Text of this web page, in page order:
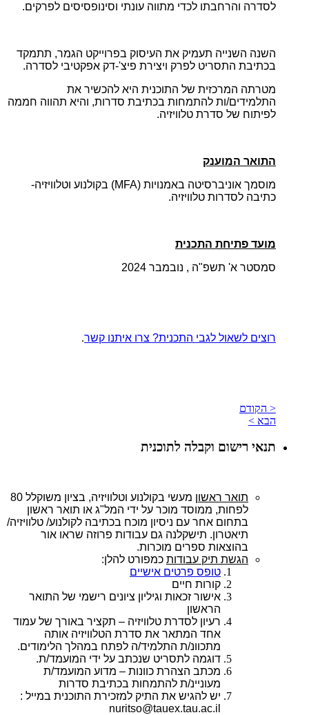
לסדרה והרחבתו לכדי מתווה עונתי וסינופסיסים לפרקים.
השנה השנייה תעמיק את העיסוק בפרוייקט הגמר, תתמקד
בכתיבת התסריט לפרק ויצירת פיצ'-דק אפקטיבי לסדרה.
מטרתה המרכזית של התוכנית היא להכשיר את
התלמידים/ות להתמחות בכתיבת סדרות, והיא תהווה חממה
לפיתוח של סדרת טלוויזיה.
התואר המוענק
מוסמך אוניברסיטה באמנויות (MFA) בקולנוע וטלוויזיה-
כתיבה לסדרות טלוויזיה.
מועד פתיחת התכנית
סמסטר א' תשפ"ה , נובמבר 2024
רוצים לשאול לגבי התכנית? צרו איתנו קשר.
< הקודם
הבא >
תנאי רישום וקבלה לתוכנית
תואר ראשון מעשי בקולנוע וטלוויזיה, בציון משוקלל
לפחות, ממוסד מוכר על ידי המל"ג או תואר ראשון
בתחום אחר עם ניסיון מוכח בכתיבה לקולנוע/ טלוויזיה/
תיאטרון. תישקלנה גם עבודות פרוזה שראו אור
בהוצאות ספרים מוכרות.
הגשת תיק עבודות כמפורט להלן:
טופס פרטים אישיים
קורות חיים
אישור זכאות וגיליון ציונים רישמי של התואר
הראשון
רעיון לסדרת טלוויזיה – תקציר באורך של עמוד
אחד המתאר את סדרת הטלוויזיה אותה
מתכוונ/ת התלמיד/ה לפתח במהלך הלימודים.
דוגמה לתסריט שנכתב על ידי המועמד/ת.
מכתב הצהרת כוונות – מדוע המועמד/ת
מעוניינ/ת להתמחות בכתיבת סדרות
יש להגיש את התיק למזכירת התוכנית במייל :
nuritso@tauex.tau.ac.il